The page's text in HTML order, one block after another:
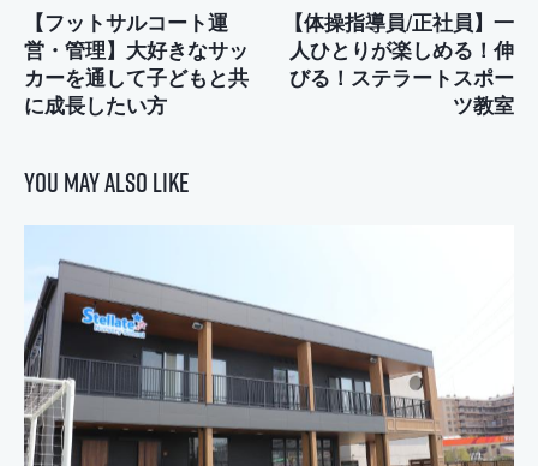
稿
ナ
ビ
ー
シ
ョ
ン
【フットサルコート運
営・管理】大好きなサッ
カーを通して子どもと共
に成長したい方
【体操指導員/正社員】一
人ひとりが楽しめる！伸
びる！ステラートスポー
ツ教室
You May Also Like